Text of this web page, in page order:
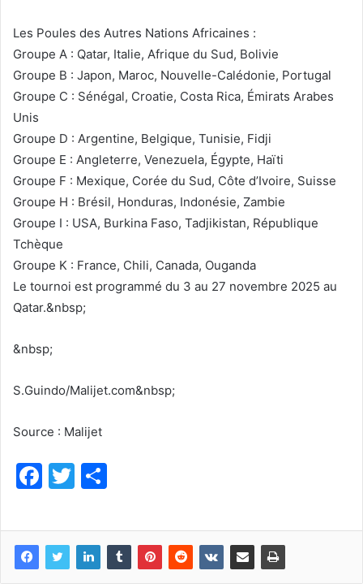
Les Poules des Autres Nations Africaines :
Groupe A : Qatar, Italie, Afrique du Sud, Bolivie
Groupe B : Japon, Maroc, Nouvelle-Calédonie, Portugal
Groupe C : Sénégal, Croatie, Costa Rica, Émirats Arabes
Unis
Groupe D : Argentine, Belgique, Tunisie, Fidji
Groupe E : Angleterre, Venezuela, Égypte, Haïti
Groupe F : Mexique, Corée du Sud, Côte d’Ivoire, Suisse
Groupe H : Brésil, Honduras, Indonésie, Zambie
Groupe I : USA, Burkina Faso, Tadjikistan, République
Tchèque
Groupe K : France, Chili, Canada, Ouganda
Le tournoi est programmé du 3 au 27 novembre 2025 au
Qatar.&nbsp;
&nbsp;
S.Guindo/Malijet.com&nbsp;
Source : Malijet
F
c
e
b
T
itt
er
ta
g
er